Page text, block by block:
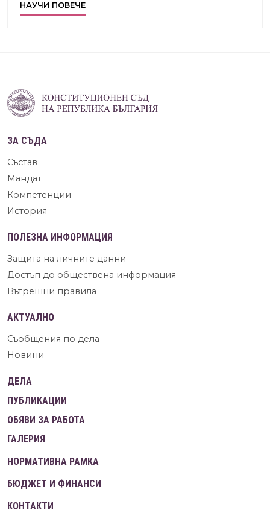
НАУЧИ ПОВЕЧЕ
ЗА СЪДА
Състав
Мандат
Компетенции
История
ПОЛЕЗНА ИНФОРМАЦИЯ
Защита на личните данни
Достъп до обществена информация
Вътрешни правила
АКТУАЛНО
Съобщения по дела
Новини
ДЕЛА
ПУБЛИКАЦИИ
ОБЯВИ ЗА РАБОТА
ГАЛЕРИЯ
НОРМАТИВНА РАМКА
БЮДЖЕТ И ФИНАНСИ
КОНТАКТИ